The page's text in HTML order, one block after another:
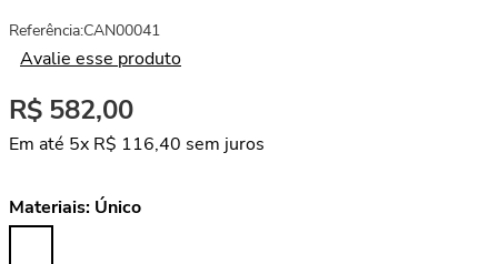
Referência:CAN00041
Avalie esse produto
R$ 582,00
Em até 5x R$ 116,40 sem juros
Materiais: Único